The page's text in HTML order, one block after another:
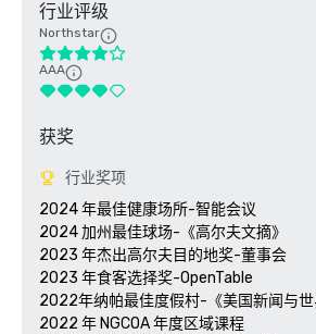
行业评级
Northstar
AAA
获奖
行业奖项
2024 年最佳健康场所-智能会议
2024 加州最佳球场-《高尔夫文摘》
2023 年杰出高尔夫目的地奖-董事会
2023 年食客选择奖-OpenTable
2022年纳帕最佳度假村-《美国新闻与世
2022 年 NGCOA 年度区域课程